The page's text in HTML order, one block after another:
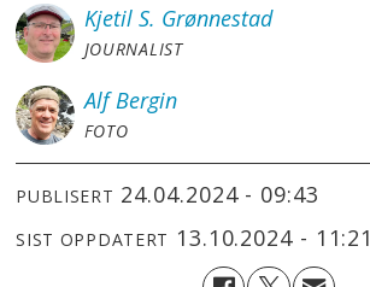
Kjetil S. Grønnestad
JOURNALIST
Alf Bergin
FOTO
PUBLISERT 24.04.2024 - 09:43
SIST OPPDATERT 13.10.2024 - 11:21